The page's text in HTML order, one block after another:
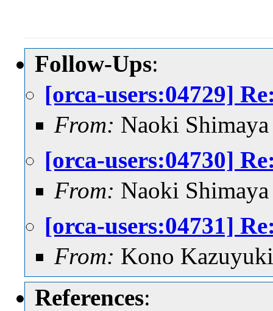
Follow-Ups:
[orca-users:04729]
From: Naoki Shimaya
[orca-users:04730]
From: Naoki Shimaya
[orca-users:04731]
From: Kono Kazuyuki
References: